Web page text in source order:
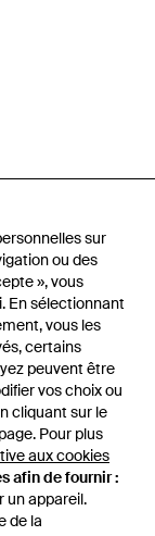
sur
ou des
», vous
En sélectionnant
vous les
certains
peuvent être
vos choix ou
cliquant sur le
Pour plus
aux cookies
afin de fournir :
un appareil.
de la
sur
ou des
», vous
En sélectionnant
vous les
certains
peuvent être
vos choix ou
cliquant sur le
Pour plus
aux cookies
afin de fournir :
un appareil.
de la